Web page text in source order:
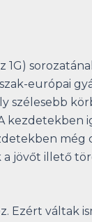
európai
szélesebb
kezdetekben
még
a jövőt illető
Ezért váltak